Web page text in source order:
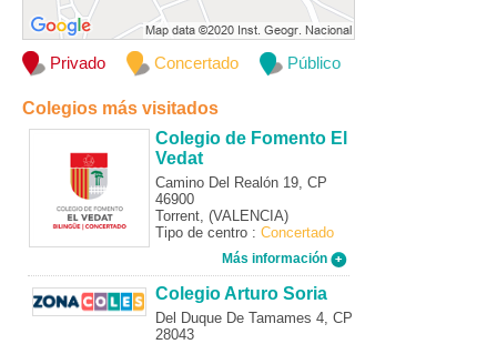
Privado Concertado Público
Colegios más visitados
Colegio de Fomento El
Vedat
Camino Del Realón 19, CP
46900
Torrent, (VALENCIA)
Tipo de centro : Concertado
Más información
Colegio Arturo Soria
Del Duque De Tamames 4, CP
28043